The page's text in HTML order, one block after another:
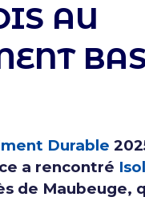
AU
Durable
a rencontré
de Maubeuge,